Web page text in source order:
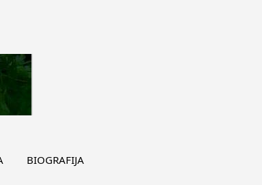
BIOGRAFIJA